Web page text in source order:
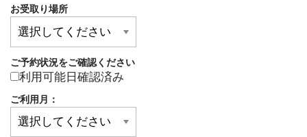
お受取り場所
ご予約状況をご確認ください
利用可能日確認済み
ご利用月：